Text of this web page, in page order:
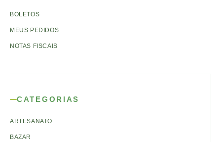
BOLETOS
MEUS PEDIDOS
NOTAS FISCAIS
CATEGORIAS
ARTESANATO
BAZAR